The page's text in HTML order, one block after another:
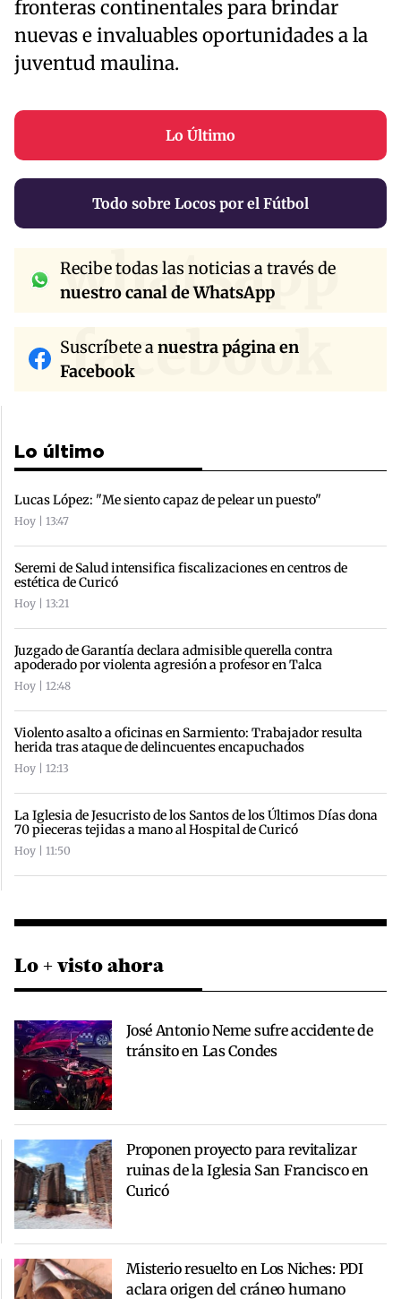
fronteras continentales para brindar
nuevas e invaluables oportunidades a la
juventud maulina.
Lo Último
Todo sobre Locos por el Fútbol
whatsapp
Recibe todas las noticias a través de
nuestro canal de WhatsApp
facebook
Suscríbete anuestra página en
Facebook
Lo último
Lucas López: "Me siento capaz de pelear un puesto"
Hoy | 13:47
Seremi de Salud intensifica fiscalizaciones en centros de
estética de Curicó
Hoy | 13:21
Juzgado de Garantía declara admisible querella contra
apoderado por violenta agresión a profesor en Talca
Hoy | 12:48
Violento asalto a oficinas en Sarmiento: Trabajador resulta
herida tras ataque de delincuentes encapuchados
Hoy | 12:13
La Iglesia de Jesucristo de los Santos de los Últimos Días dona
70 pieceras tejidas a mano al Hospital de Curicó
Hoy | 11:50
Lo + visto ahora
José Antonio Neme sufre accidente de
tránsito en Las Condes
Proponen proyecto para revitalizar
ruinas de la Iglesia San Francisco en
Curicó
Misterio resuelto en Los Niches: PDI
aclara origen del cráneo humano